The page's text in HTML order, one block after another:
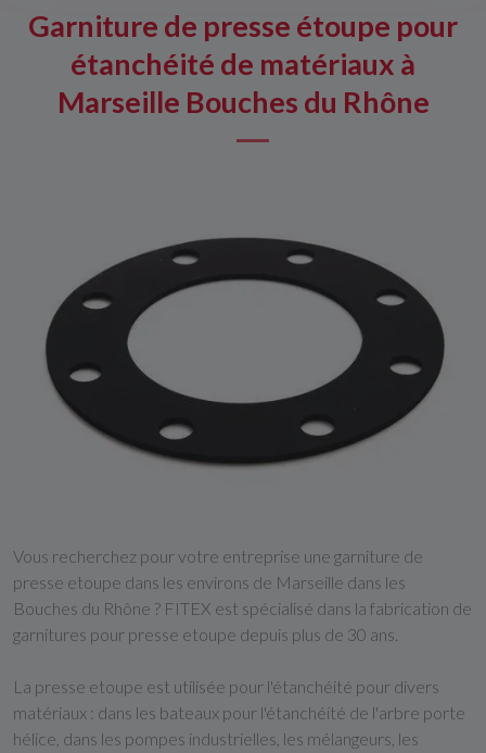
Garniture de presse étoupe pour
étanchéité de matériaux à
Marseille Bouches du Rhône
Vous recherchez pour votre entreprise une garniture de
presse etoupe dans les environs de Marseille dans les
Bouches du Rhône ? FITEX est spécialisé dans la fabrication de
garnitures pour presse etoupe depuis plus de 30 ans.
La presse etoupe est utilisée pour l'étanchéité pour divers
matériaux : dans les bateaux pour l'étanchéité de l'arbre porte
hélice, dans les pompes industrielles, les mélangeurs, les